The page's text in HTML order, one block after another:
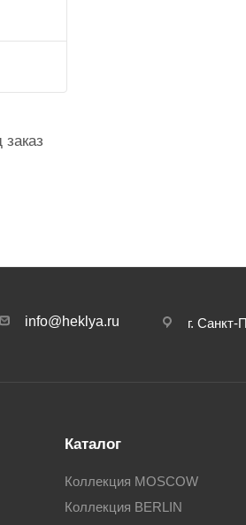
info@heklya.ru г. Санкт-
Каталог
Коллекция MOSCOW
Коллекция BERLIN